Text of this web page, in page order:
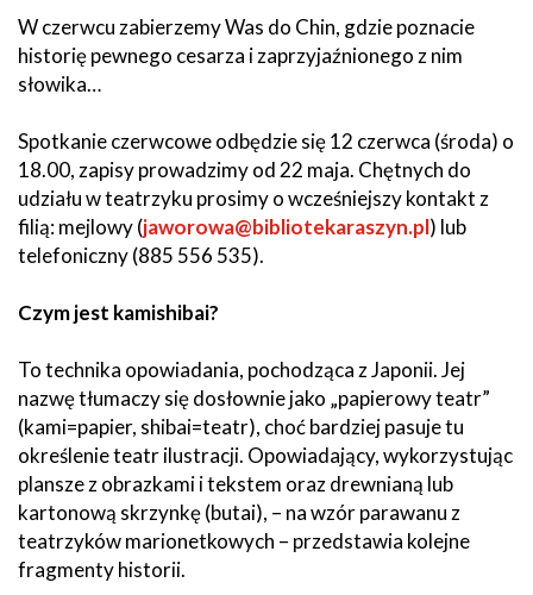
W czerwcu zabierzemy Was do Chin, gdzie poznacie
historię pewnego cesarza i zaprzyjaźnionego z nim
słowika…
Spotkanie czerwcowe odbędzie się 12 czerwca (środa) o
18.00, zapisy prowadzimy od 22 maja. Chętnych do
udziału w teatrzyku prosimy o wcześniejszy kontakt z
filią: mejlowy (jaworowa@bibliotekaraszyn.pl) lub
telefoniczny (885 556 535).
Czym jest kamishibai?
To technika opowiadania, pochodząca z Japonii. Jej
nazwę tłumaczy się dosłownie jako „papierowy teatr”
(kami=papier, shibai=teatr), choć bardziej pasuje tu
określenie teatr ilustracji. Opowiadający, wykorzystując
plansze z obrazkami i tekstem oraz drewnianą lub
kartonową skrzynkę (butai), – na wzór parawanu z
teatrzyków marionetkowych – przedstawia kolejne
fragmenty historii.